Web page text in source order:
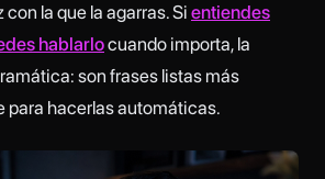
la que la agarras. Si entiendes
hablarlocuando importa, la
son frases listas más
para hacerlas automáticas.